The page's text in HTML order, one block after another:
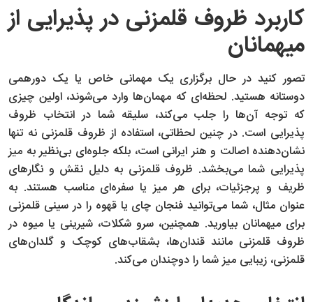
کاربرد ظروف قلمزنی در پذیرایی از
میهمانان
تصور کنید در حال برگزاری یک مهمانی خاص یا یک دورهمی
دوستانه هستید. لحظه‌ای که مهمان‌ها وارد می‌شوند، اولین چیزی
که توجه آن‌ها را جلب می‌کند، سلیقه شما در انتخاب ظروف
پذیرایی است. در چنین لحظاتی، استفاده از ظروف قلمزنی نه تنها
نشان‌دهنده اصالت و هنر ایرانی است، بلکه جلوه‌ای بی‌نظیر به میز
پذیرایی شما می‌بخشد. ظروف قلمزنی به دلیل نقش و نگارهای
ظریف و پرجزئیات، برای هر میز یا سفره‌ای مناسب هستند. به
عنوان مثال، شما می‌توانید فنجان چای یا قهوه را در سینی قلمزنی
برای میهمانان بیاورید. همچنین، سرو شکلات، شیرینی یا میوه در
ظروف قلمزنی مانند قندان‌ها، بشقاب‌های کوچک و گلدان‌های
قلمزنی، زیبایی میز شما را دوچندان می‌کند.